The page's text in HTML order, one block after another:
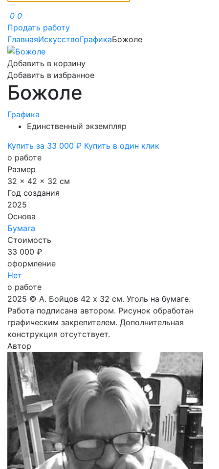
0 0
Продать работу
ГлавнаяИскусствоГрафикаБожоле
Добавить в корзину
Добавить в избранное
Божоле
Графика
Единственный экземпляр
Купить за 33 000 ₽ Купить в один клик
о работе
Размер
32 x 42 x 32 см
Год создания
2025
Основа
Бумага
Стоимость
33 000 ₽
оформление
Нет
о работе
2025 © A. Бойцов 42 х 32 см. Уголь на бумаге.
Работа подписана автором. Рисунок обработан
графическим закрепителем. Дополнительная
конструкция отсутствует.
Автор